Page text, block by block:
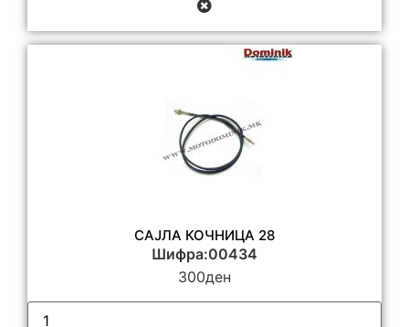
САЈЛА КОЧНИЦА 28
Шифра:00434
300ден